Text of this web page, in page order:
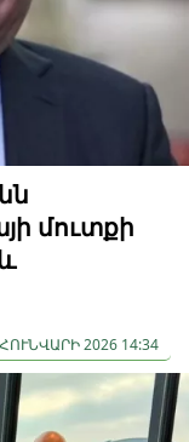
մուտքի
2026 14:34